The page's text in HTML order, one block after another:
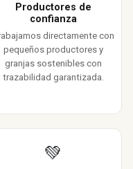
Productores de
confianza
directamente con
pequeños productores y
granjas sostenibles con
trazabilidad garantizada.
💚